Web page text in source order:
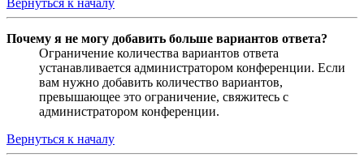
Почему я не могу добавить больше вариантов ответа?
Ограничение количества вариантов ответа
устанавливается администратором конференции. Если
вам нужно добавить количество вариантов,
превышающее это ограничение, свяжитесь с
администратором конференции.
Вернуться к началу